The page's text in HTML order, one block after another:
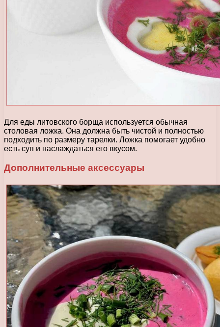
Для еды литовского борща используется обычная
столовая ложка. Она должна быть чистой и полностью
подходить по размеру тарелки. Ложка помогает удобно
есть суп и наслаждаться его вкусом.
Дополнительные аксессуары